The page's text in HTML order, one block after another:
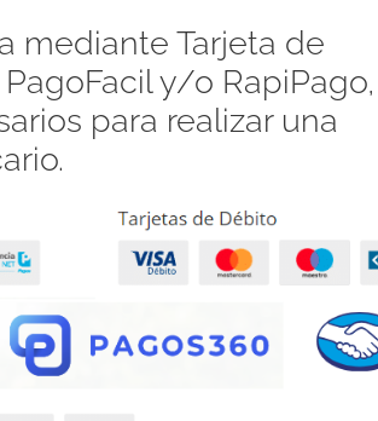
mediante Tarjeta de
y/o RapiPago,
para realizar una